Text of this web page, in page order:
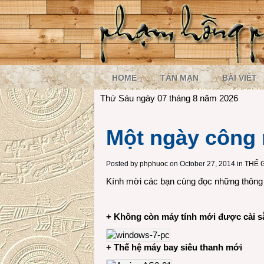
HOME TẢN MẠN BÀI VIẾT
Thứ Sáu ngày 07 tháng 8 năm 2026
Một ngày công
Posted by phphuoc on October 27, 2014 in THẾ
Kính mời các bạn cùng đọc những
+ Không còn máy tính mới được cài
+ Thế hệ máy bay siêu thanh mới